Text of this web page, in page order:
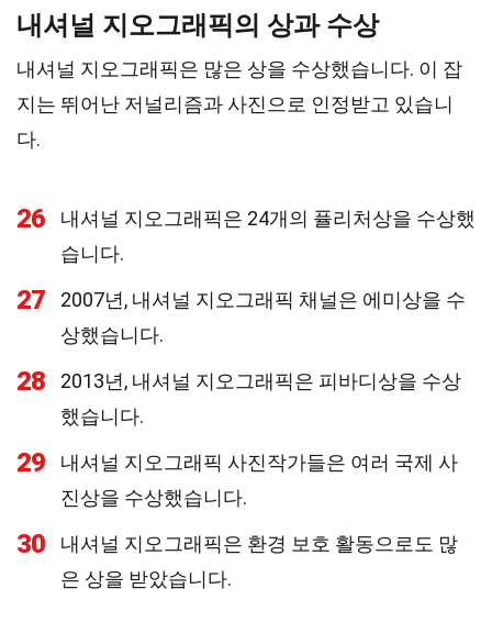
내셔널 지오그래픽의 상과 수상
내셔널 지오그래픽은 많은 상을 수상했습니다. 이 잡
지는 뛰어난 저널리즘과 사진으로 인정받고 있습니
다.
26
내셔널 지오그래픽은 24개의 퓰리처상을 수상했
습니다.
27
2007년, 내셔널 지오그래픽 채널은 에미상을 수
상했습니다.
28
2013년, 내셔널 지오그래픽은 피바디상을 수상
했습니다.
29
내셔널 지오그래픽 사진작가들은 여러 국제 사
진상을 수상했습니다.
30
내셔널 지오그래픽은 환경 보호 활동으로도 많
은 상을 받았습니다.